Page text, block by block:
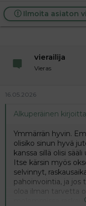
Ilmoita asiaton
vierailija
Vieras
16.05.2026
Alkuperäinen
Ymmärrän hyvin.
olisiko sinun hyvä
kanssa sillä olisi
Itse kärsin myös
selvinnyt,
pahoinvointia, ja jos
oloa ilman tarvetta
molemmissa